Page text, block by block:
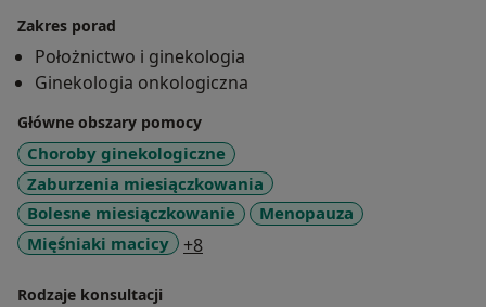
najnowszą wiedzą .
Jestem lekarzem zatrudnionym w Klinicznym Oddziale
Ginekologiczno - Położniczym w Szpitalu
Uniwersyteckim w Zielonej Górze oraz wykładowcą na
Uniwersytecie Zielonogórskim .
Zakres porad
Położnictwo i ginekologia
Ginekologia onkologiczna
Główne obszary pomocy
Choroby ginekologiczne
Zaburzenia miesiączkowania
Bolesne miesiączkowanie
Menopauza
Mięśniaki macicy
+8a11y_sr_more_diseases
Rodzaje konsultacji